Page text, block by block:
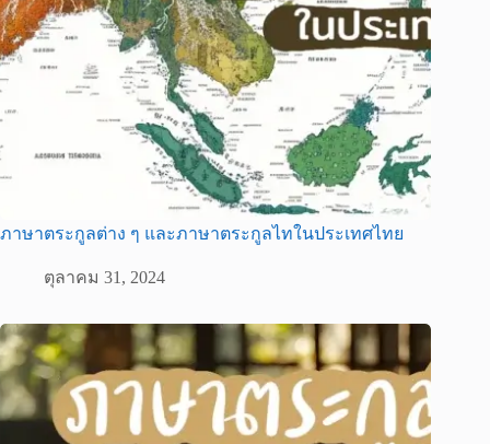
ภาษาตระกูลต่าง ๆ และภาษาตระกูลไทในประเทศไทย
ตุลาคม 31, 2024